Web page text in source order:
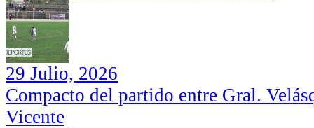
29 Julio, 2026
Compacto del partido entre Gral.
Vicente